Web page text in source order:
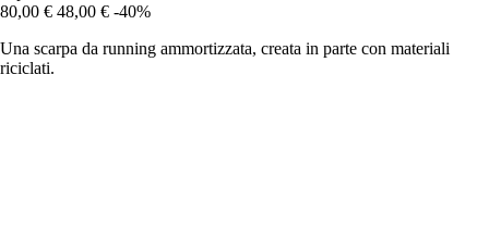
80,00 € 48,00 € -40%
Una scarpa da running ammortizzata, creata in parte con materiali
riciclati.